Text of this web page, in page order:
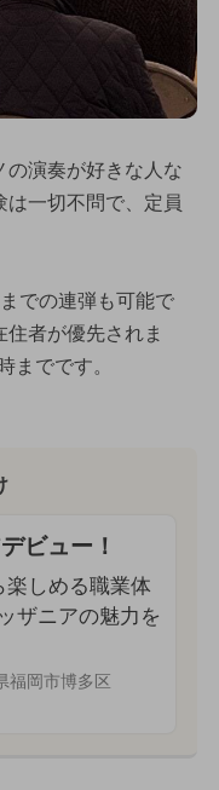
の演奏が好きな人な
は一切不問で、定員
での連弾も可能で
者が優先されま
までです。
ビュー！
楽しめる職業体
ザニアの魅力を
福岡市博多区